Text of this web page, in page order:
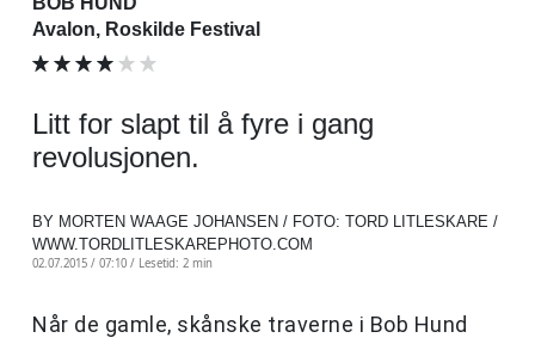
Avalon, Roskilde Festival
Litt for slapt til å fyre i gang
revolusjonen.
BY MORTEN WAAGE JOHANSEN / FOTO: TORD LITLESKARE /
WWW.TORDLITLESKAREPHOTO.COM
02.07.2015 / 07:10 / Lesetid: 2 min
Når de gamle, skånske traverne i Bob Hund